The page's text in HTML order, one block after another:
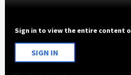
Sign in to view the entire content
SIGN IN